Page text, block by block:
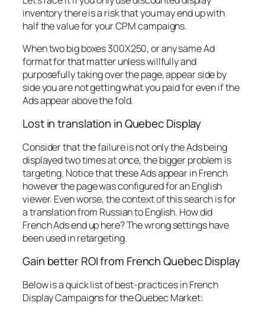
inventory there is a risk that you may end up with
half the value for your CPM campaigns.
When two big boxes 300X250, or any same Ad
format for that matter unless willfully and
purposefully taking over the page, appear side by
side you are not getting what you paid for even if the
Ads appear above the fold.
Lost in translation in Quebec Display
Consider that the failure is not only the Ads being
displayed two times at once, the bigger problem is
targeting. Notice that these Ads appear in French
however the page was configured for an English
viewer. Even worse, the context of this search is for
a translation from Russian to English. How did
French Ads end up here? The wrong settings have
been used in retargeting.
Gain better ROI from French Quebec Display
Below is a quick list of best-practices in French
Display Campaigns for the Quebec Market: